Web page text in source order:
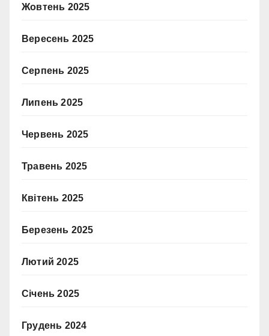
Жовтень 2025
Вересень 2025
Серпень 2025
Липень 2025
Червень 2025
Травень 2025
Квітень 2025
Березень 2025
Лютий 2025
Січень 2025
Грудень 2024